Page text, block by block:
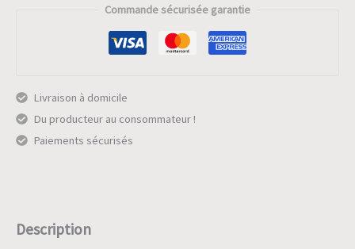
Commande sécurisée garantie
Livraison à domicile
Du producteur au consommateur !
Paiements sécurisés
Description